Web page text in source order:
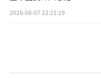
2026-08-07 22:21:19